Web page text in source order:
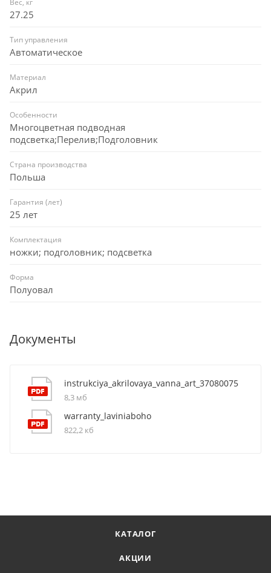
27.25
Тип управления
Автоматическое
Материал
Акрил
Особенности
Многоцветная подводная
подсветка;Перелив;Подголовник
Страна производства
Польша
Гарантия (лет)
25 лет
Комплектация
ножки; подголовник; подсветка
Форма
Полуовал
Документы
instrukciya_akrilovaya_vanna_art_37080075
8,3 мб
warranty_laviniaboho
822,2 кб
КАТАЛОГ
АКЦИИ